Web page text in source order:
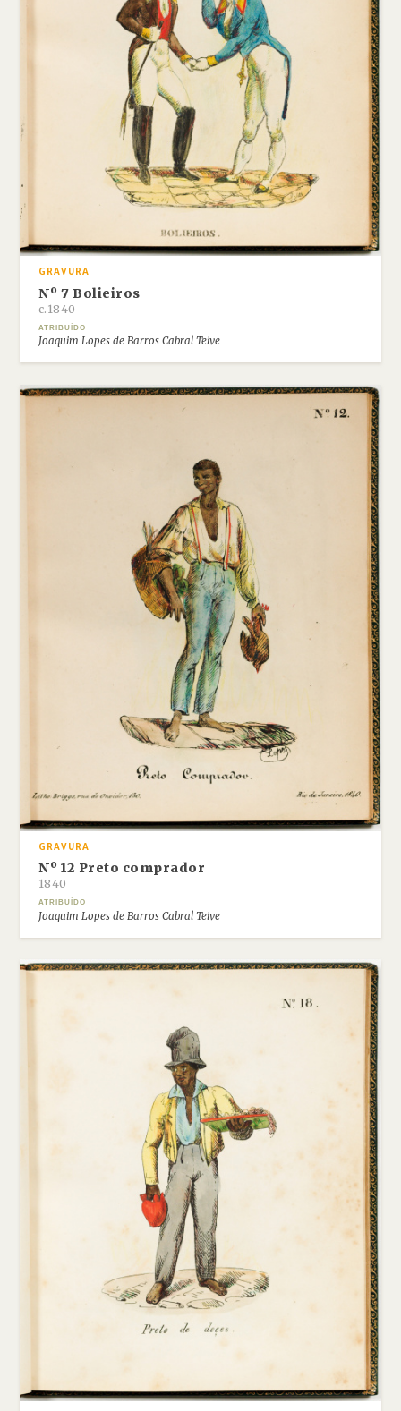
GRAVURA
Nº 7 Bolieiros
c.1840
ATRIBUÍDO
Joaquim Lopes de Barros Cabral Teive
GRAVURA
Nº 12 Preto comprador
1840
ATRIBUÍDO
Joaquim Lopes de Barros Cabral Teive